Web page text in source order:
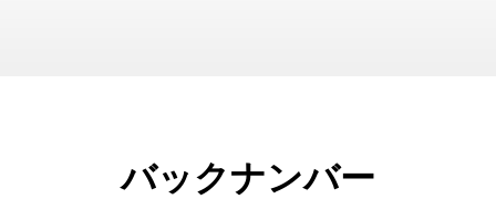
バックナンバー